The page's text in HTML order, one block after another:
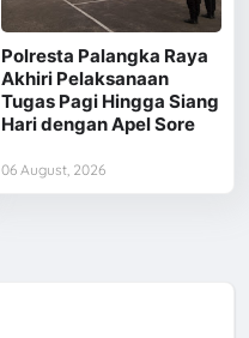
Polresta Palangka Raya
Akhiri Pelaksanaan
Tugas Pagi Hingga Siang
Hari dengan Apel Sore
06 August, 2026